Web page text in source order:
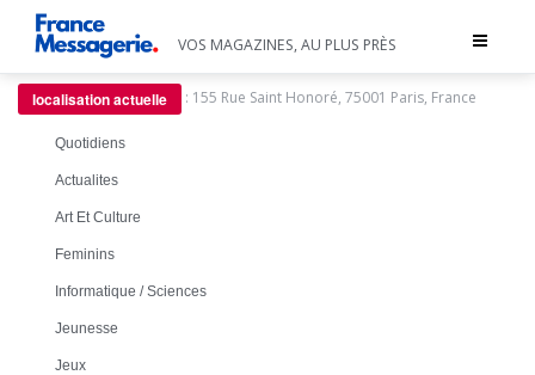
Toggle
VOS MAGAZINES, AU PLUS PRÈS
localisation actuelle : 155 Rue Saint Honoré, 75001 Paris, France
Quotidiens
Actualites
Art Et Culture
Feminins
Informatique / Sciences
Jeunesse
Jeux